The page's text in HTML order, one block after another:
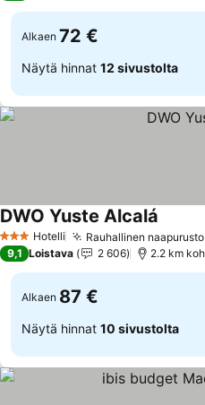
Alkaen 72 €
Näytä hinnat 12 sivustolta
3 Tähtiluokitus
Hotelli Rauhallinen naapurusto
DWO Yuste Alcalá
9,1 Loistava 2 606
Alkaen 87 €
Näytä hinnat 10 sivustolta